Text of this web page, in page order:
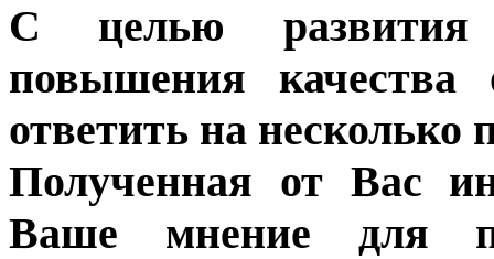
С целью развития
повышения качества
ответить на несколько
Полученная от Вас
Ваше мнение для